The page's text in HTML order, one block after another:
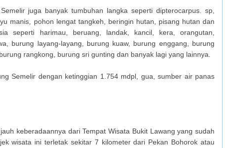
juga banyak tumbuhan langka seperti dipterocarpus. sp,
manis, pohon lengat tangkeh, beringin hutan, pisang hutan dan
seperti harimau, beruang, landak, kancil, kera, orangutan,
burung layang-layang, burung kuaw, burung enggang, burung
rangkong, burung sri gunting dan banyak lagi yang lainnya.
Semelir dengan ketinggian 1.754 mdpl, gua, sumber air panas
keberadaannya dari Tempat Wisata Bukit Lawang yang sudah
wisata ini terletak sekitar 7 kilometer dari Pekan Bohorok atau